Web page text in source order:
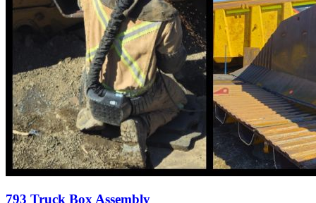
793 Truck Box Assembly